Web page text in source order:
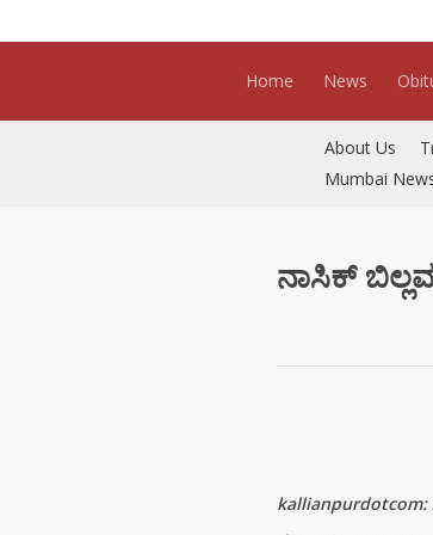
to
Home News
About Us
Mumbai
ನಾಸಿಕ್
kallianpurdotcom: